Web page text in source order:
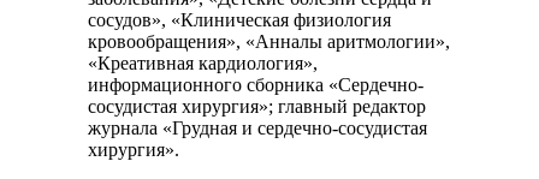
сосудов», «Клиническая физиология
кровообращения», «Анналы аритмологии»,
«Креативная кардиология»,
информационного сборника «Сердечно-
сосудистая хирургия»; главный редактор
журнала «Грудная и сердечно-сосудистая
хирургия».